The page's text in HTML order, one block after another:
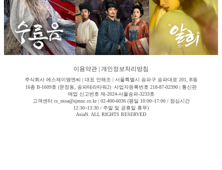
이용약관 개인정보처리방침
주식회사 에스제이엠엔씨 | 대표 안해조 | 서울특별시 송파구 송파대로 201, B동
16층 B-1609호 (문정동, 송파테라타워2) 사업자등록번호 218-87-02390 | 통신판
매업 신고번호 제-2024-서울송파-3233호
고객센터 cs_moa@sjmnc.co.kr | 02-400-6036 (평일 10:00~17:00 / 점심시간
12:30~13:30 / 주말 및 공휴일 휴무)
AsiaN. ALL RIGHTS RESERVED